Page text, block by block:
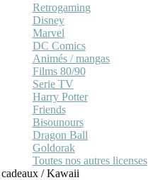
Retrogaming
Disney
Marvel
DC Comics
Animés / mangas
Films 80/90
Serie TV
Harry Potter
Friends
Bisounours
Dragon Ball
Goldorak
Toutes nos autres licenses
/Kawaii